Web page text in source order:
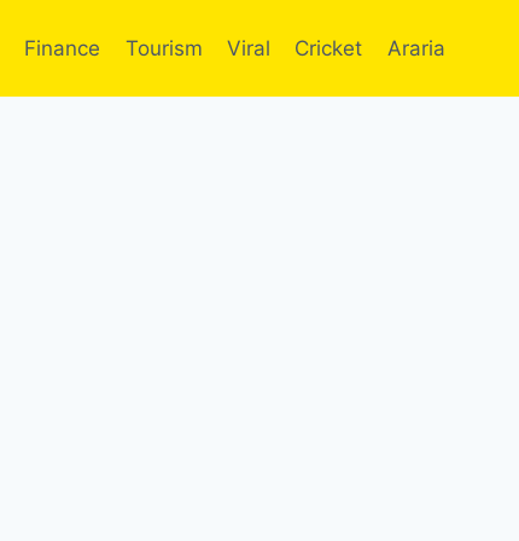
Finance Tourism Viral Cricket Araria